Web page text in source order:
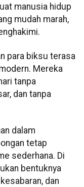
manusia hidup
mudah marah,
para biksu terasa
Mereka
tanpa
dan tanpa
dalam
tetap
sederhana. Di
bentuknya
dan